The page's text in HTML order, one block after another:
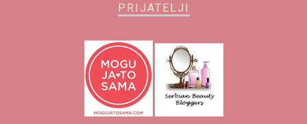
PRIJATELJI